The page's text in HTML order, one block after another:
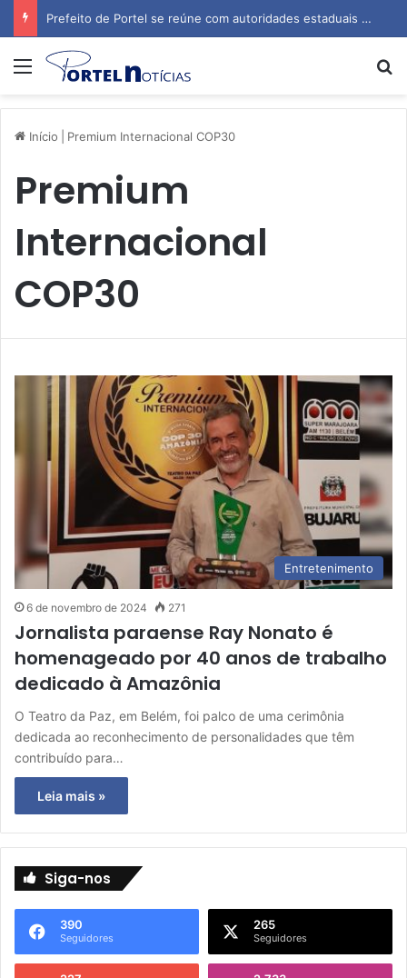
Prefeito de Portel se reúne com autoridades estaduais para tratar de obras e inauguração de escola
Menu
Início Premium Internacional COP30
Premium
Internacional
COP30
Entretenimento
6 de novembro de 2024 271
Jornalista paraense Ray Nonato é
homenageado por 40 anos de trabalho
dedicado à Amazônia
O Teatro da Paz, em Belém, foi palco de uma cerimônia
dedicada ao reconhecimento de personalidades que têm
contribuído para…
Leia mais »
Siga-nos
390
Seguidores
265
Seguidores